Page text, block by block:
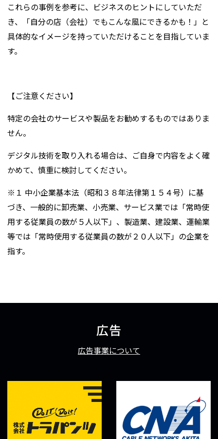
これらの事例を参考に、ビジネスのヒントにしていただ
き、「自分の店（会社）でもこんな風にできるかも！」と
具体的なイメージを持っていただけることを目指していま
す。
【ご注意ください】
特定の会社のサービスや製品をお勧めするものではありま
せん。
デジタル技術を取り入れる場合は、ご自身で内容をよく確
かめて、慎重に検討してください。
※１ 中小企業基本法（昭和３８年法律第１５４号）に基
づき、一般的に卸売業、小売業、サービス業では「常時使
用する従業員の数が５人以下」、製造業、建設業、運輸業
等では「常時使用する従業員の数が２０人以下」の企業を
指す。
広告
広告事業について